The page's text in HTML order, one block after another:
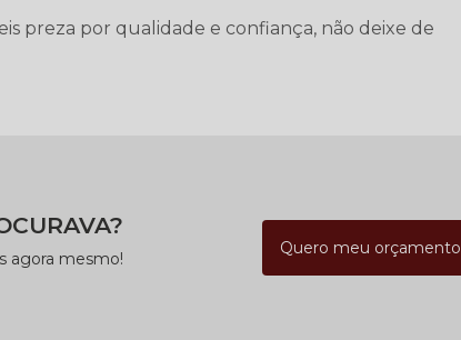
preza por qualidade e confiança, não deixe de
agora mesmo!
Quero meu orçamento